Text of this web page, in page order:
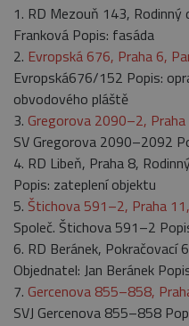
1. RD Mezouň 143, Rodinný
Franková Popis: fasáda
2. Evropská 676, Praha 6,
Evropská676/152 Popis:
obvodového pláště
3. Gregorova 2090–2,
SV Gregorova 2090–2092
4. RD Libeň, Praha 8,
Popis: zateplení objektu
5. Štichova 591–2, Praha
Společ. Štichova 591–2
6. RD Beránek, Pokračovací
Objednatel: Jan Beránek
7. Gercenova 855–858,
SVJ Gercenova 855–858
stránky nelze bez
cookie správně
Název
_GRECAPTCHA
Název
Provider/